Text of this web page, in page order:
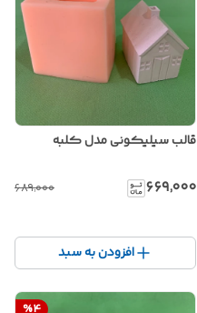
قالب سیلیکونی مدل کلبه
۶۶۹٬۰۰۰ ۶۸۹٬۰۰۰
افزودن به سبد
%4